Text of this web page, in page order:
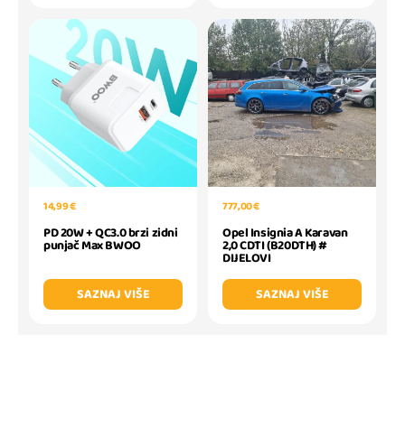
14,99 €
PD 20W + QC3.0 brzi zidni
punjač Max BWOO
SAZNAJ VIŠE
777,00 €
Opel Insignia A Karavan
2,0 CDTI (B20DTH) #
DIJELOVI
SAZNAJ VIŠE